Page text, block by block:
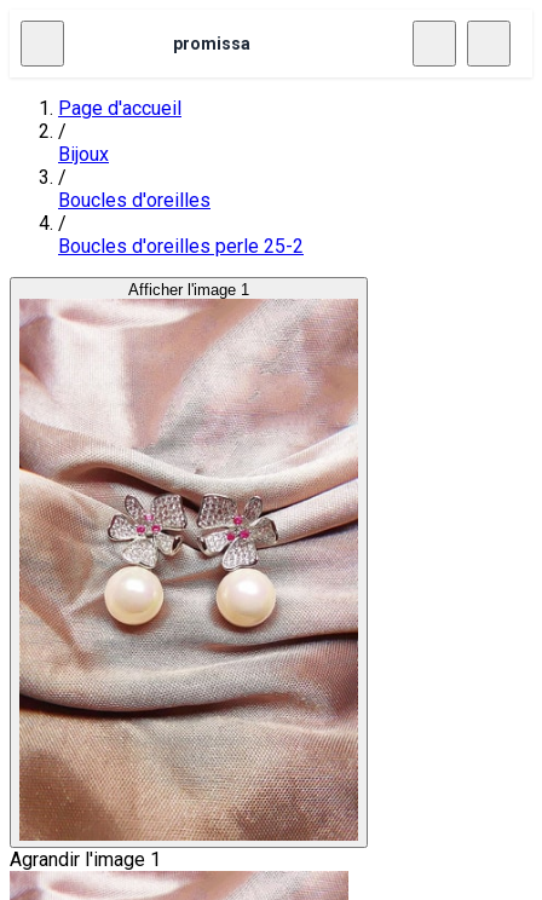
promissa
Page d'accueil
/
Bijoux
/
Boucles d'oreilles
/
Boucles d'oreilles perle 25-2
Afficher l'image 1
Agrandir l'image 1